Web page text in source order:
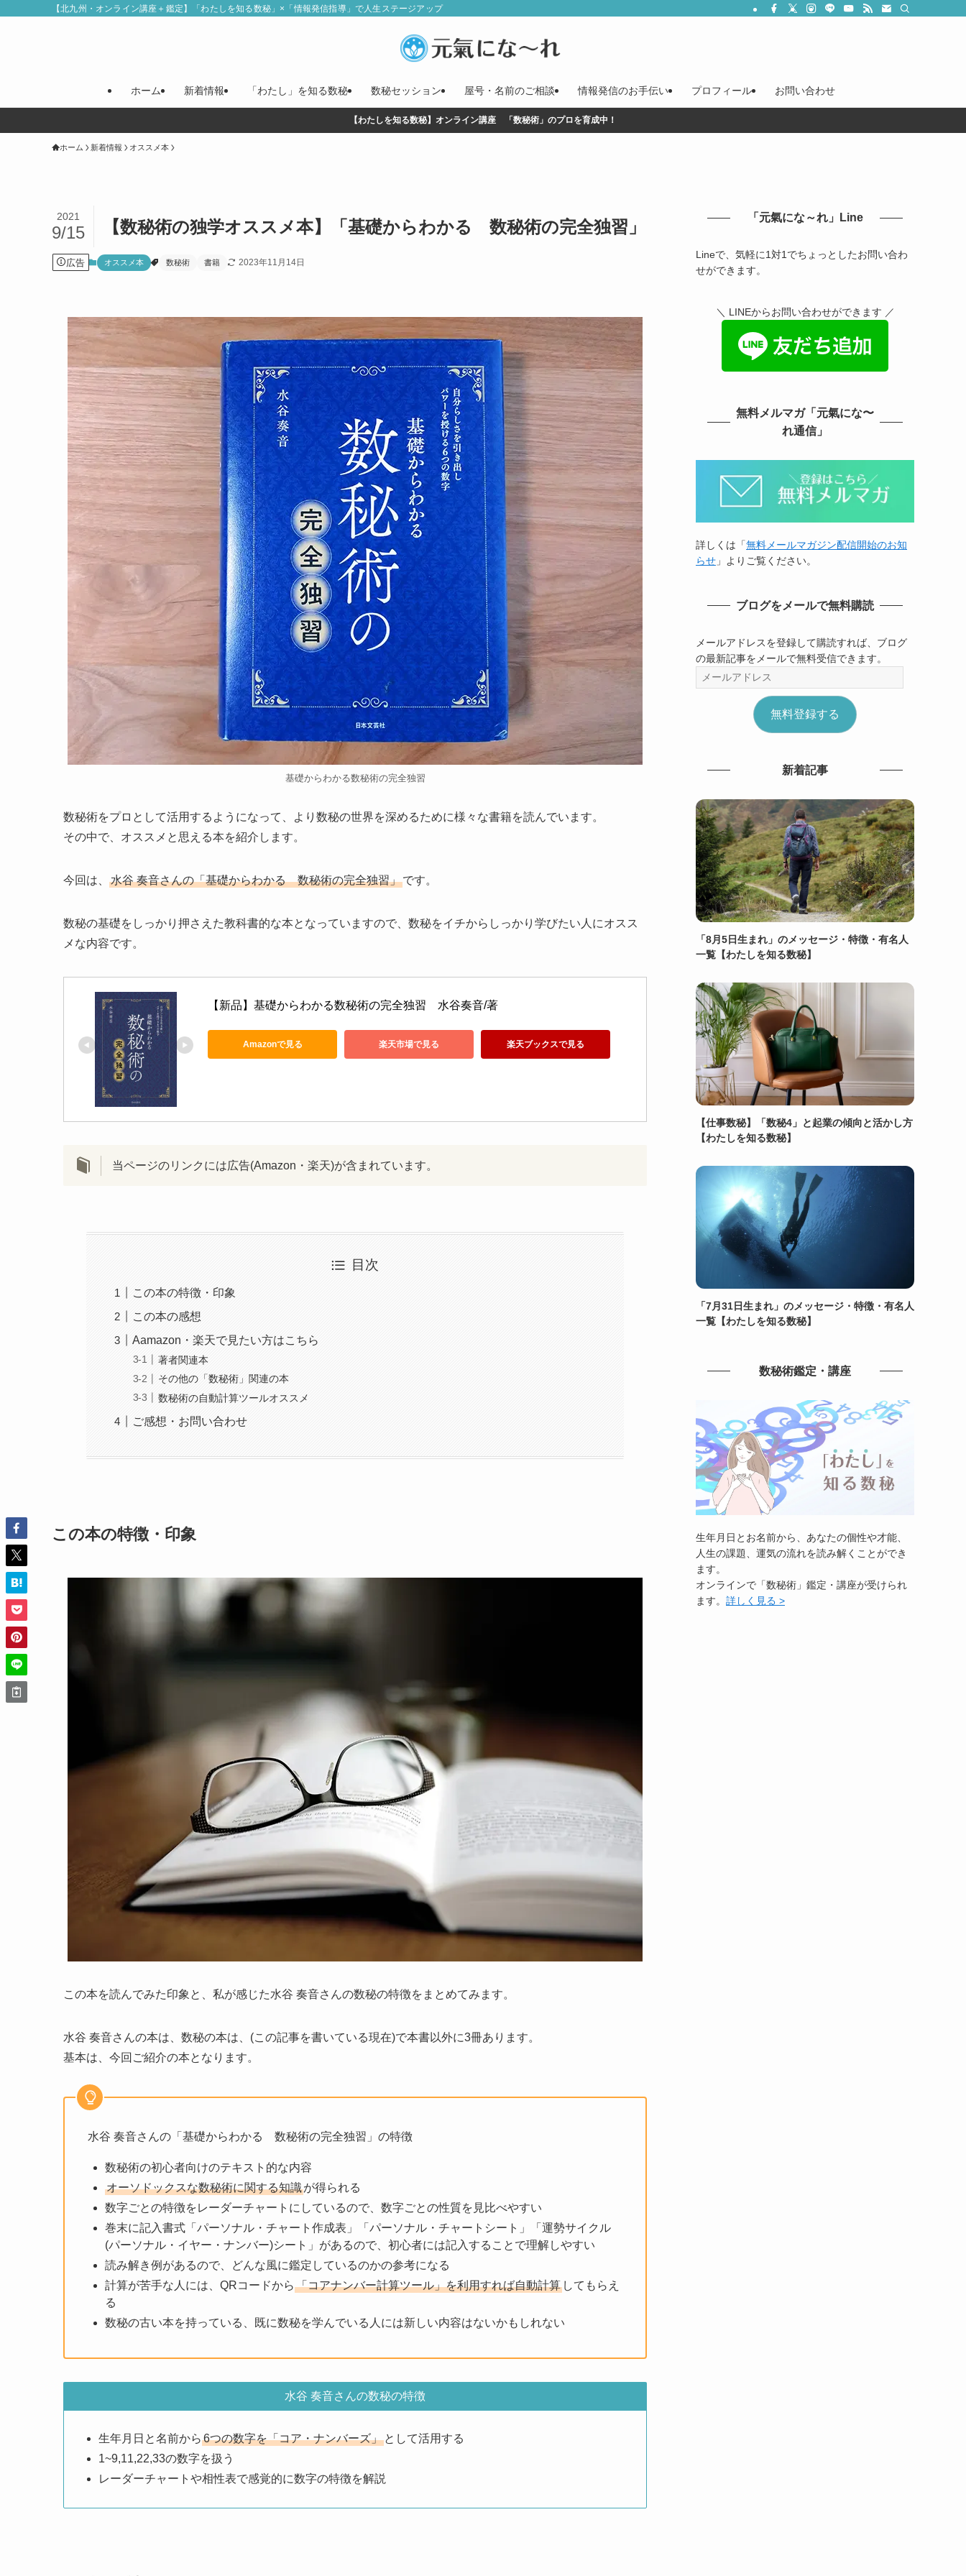
【北九州・オンライン講座＋鑑定】「わたしを知る数秘」×「情報発信指導」で人生ステージアップ
ホーム 新着情報 「わたし」を知る数秘 数秘セッション 屋号・名前のご相談 情報発信のお手伝い プロフィール お問い合わせ
【わたしを知る数秘】オンライン講座 「数秘術」のプロを育成中！
ホーム 新着情報 オススメ本
【数秘術の独学オススメ本】「基礎からわかる 数秘術の完全独習」
2021
9/15
広告 オススメ本 数秘術 書籍 2023年11月14日
基礎からわかる数秘術の完全独習
数秘術をプロとして活用するようになって、より数秘の世界を深めるために様々な書籍を読んでいます。
その中で、オススメと思える本を紹介します。
今回は、 水谷 奏音さんの「基礎からわかる 数秘術の完全独習」です。
数秘の基礎をしっかり押さえた教科書的な本となっていますので、数秘をイチからしっかり学びたい人にオスス
メな内容です。
【新品】基礎からわかる数秘術の完全独習　水谷奏音/著
Amazonで見る 楽天市場で見る 楽天ブックスで見る
当ページのリンクには広告(Amazon・楽天)が含まれています。
目次
この本の特徴・印象
この本の感想
Aamazon・楽天で見たい方はこちら
著者関連本
その他の「数秘術」関連の本
数秘術の自動計算ツールオススメ
ご感想・お問い合わせ
この本の特徴・印象
この本を読んでみた印象と、私が感じた水谷 奏音さんの数秘の特徴をまとめてみます。
水谷 奏音さんの本は、数秘の本は、(この記事を書いている現在)で本書以外に3冊あります。
基本は、今回ご紹介の本となります。
水谷 奏音さんの 「基礎からわかる 数秘術の完全独習」の特徴
数秘術の初心者向けのテキスト的な内容
オーソドックスな数秘術に関する知識が得られる
数字ごとの特徴をレーダーチャートにしているので、数字ごとの性質を見比べやすい
巻末に記入書式「パーソナル・チャート作成表」「パーソナル・チャートシート」「運勢サイクル
(パーソナル・イヤー・ナンバー)シート」があるので、初心者には記入することで理解しやすい
読み解き例があるので、どんな風に鑑定しているのかの参考になる
計算が苦手な人には、QRコードから 「コアナンバー計算ツール」を利用すれば自動計算 してもらえ
る
数秘の古い本を持っている、既に数秘を学んでいる人には新しい内容はないかもしれない
水谷 奏音さんの数秘の特徴
生年月日と名前から 6つの数字を「コア・ナンバーズ」 として活用する
1~9,11,22,33の数字を扱う
レーダーチャートや相性表で感覚的に数字の特徴を解説
「元氣にな～れ」Line
Lineで、気軽に1対1でちょっとしたお問い合わ
せができます。
＼ LINEからお問い合わせができます ／
無料メルマガ「元氣にな〜
れ通信」
詳しくは「無料メールマガジン配信開始のお知
らせ 」よりご覧ください。
ブログをメールで無料購読
メールアドレスを登録して購読すれば、ブログ
の最新記事をメールで無料受信できます。
ー
無料登録する
新着記事
「8月5日生まれ」のメッセージ・特徴・有名人
一覧【わたしを知る数秘】
【仕事数秘】「数秘4」と起業の傾向と活かし方
【わたしを知る数秘】
「7月31日生まれ」のメッセージ・特徴・有名人
一覧【わたしを知る数秘】
数秘術鑑定・講座
生年月日とお名前から、あなたの個性や才能、
人生の課題、運気の流れを読み解くことができ
ます。
オンラインで「数秘術」鑑定・講座が受けられ
ます。 詳しく見る >